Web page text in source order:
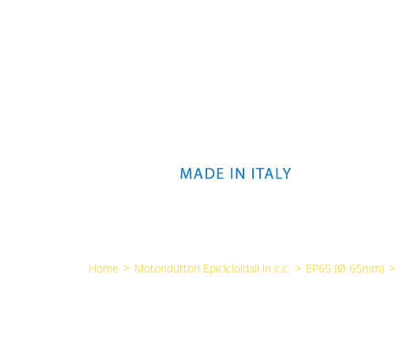
Home > Motoriduttori Epicicloidali in c.c. > EP65 (Ø 65mm) >